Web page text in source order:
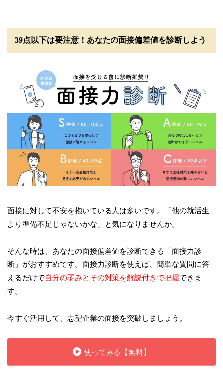
39点以下は要注意！あなたの面接偏差値を診断しよう
面接に対して不安を抱いている人は多いです。「他の就活生
より準備不足じゃないかな」と気になりませんか。
そんな時は、あなたの面接偏差値を診断できる「面接力診
断」がおすすめです。面接力診断を使えば、簡単な質問に答
えるだけで自分の弱みとその対策を解説付きで把握できま
す。
今すぐ活用して、志望企業の面接を突破しましょう。
使ってみる【無料】